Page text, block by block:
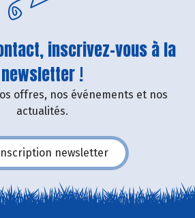
inscrivez-vous à la
newsletter !
offres, nos événements et nos
actualités.
newsletter